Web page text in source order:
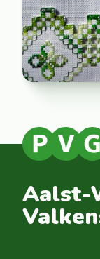
Aalst-